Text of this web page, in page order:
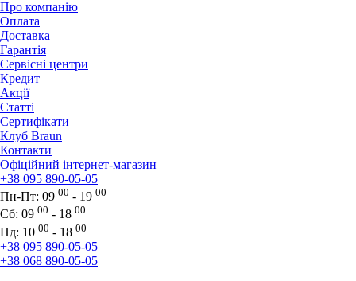
Про компанію
Оплата
Доставка
Гарантія
Сервісні центри
Кредит
Акції
Статті
Сертифікати
Клуб Braun
Контакти
Офіційний інтернет-магазин
+38 095 890-05-05
Пн-Пт: 09 00 - 19 00
Сб: 09 00 - 18 00
Нд: 10 00 - 18 00
+38 095 890-05-05
+38 068 890-05-05